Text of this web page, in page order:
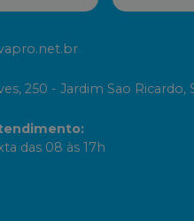
250 - Jardim Sao Ricardo,
:
das 08 às 17h